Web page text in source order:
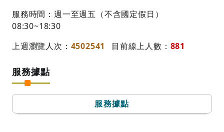
服務時間：週一至週五（不含國定假日）
08:30~18:30
上週瀏覽人次： 4502541 目前線上人數： 881
服務據點
服務據點